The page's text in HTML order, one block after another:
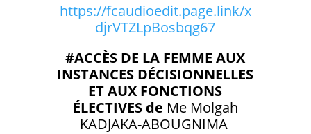
https://fcaudioedit.page.link/x
djrVTZLpBosbqg67
#ACCÈS DE LA FEMME AUX
INSTANCES DÉCISIONNELLES
ET AUX FONCTIONS
ÉLECTIVES de Me Molgah
KADJAKA-ABOUGNIMA